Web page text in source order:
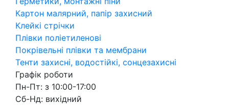
Картон малярний, папір захисний
Клейкі стрічки
Плівки поліетиленові
Покрівельні плівки та мембрани
Тенти захисні, водостійкі, сонцезахисні
Графік роботи
Пн-Пт: з 10:00-17:00
Сб-Нд: вихідний